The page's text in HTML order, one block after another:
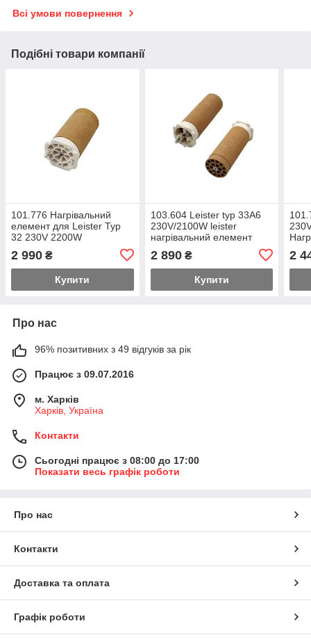
Всі умови повернення
Подібні товари компанії
101.776 Нагрівальний
елемент для Leister Typ
32 230V 2200W
2 990 ₴
Купити
103.604 Leister typ 33A6
230V/2100W leister
нагрівальний елемент
2 890₴
Купити
2
Про нас
96% позитивних з 49 відгуків за рік
Працює з 09.07.2016
м. Харків
Харків, Україна
Контакти
Сьогодні працює з 08:00 до 17:00
Показати весь графік роботи
Про нас
Контакти
Доставка та оплата
Графік роботи